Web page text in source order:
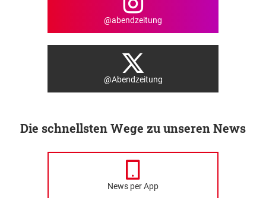
@abendzeitung
@Abendzeitung
Die schnellsten Wege zu unseren News
News per App